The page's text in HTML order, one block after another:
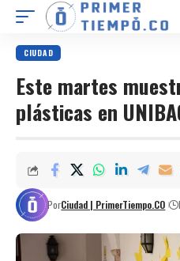
CIUDAD
Este martes
plásticas en
PorCiudad | PrimerTiempo.CO